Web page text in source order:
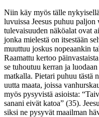
Niin käy myös tälle
luvuissa Jeesus puhuu paljon
tulevaisuuden näköalat ovat
jonka mielestä on itsestään
muuttuu joskus nopeaankin
Raamattu kertoo
se tuhoutuu kerran ja
matkalla. Pietari puhuu tästä
uutta maata, joissa
myös pysyvistä asioista:
sanani eivät katoa” (35).
siksi ne pysyvät maailman